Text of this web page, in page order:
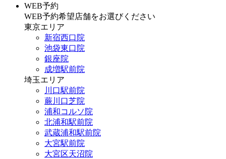
WEB予約
WEB予約希望店舗をお選びください
東京エリア
新宿西口院
池袋東口院
銀座院
成増駅前院
埼玉エリア
川口駅前院
蕨川口芝院
浦和コルソ院
北浦和駅前院
武蔵浦和駅前院
大宮駅前院
大宮区天沼院